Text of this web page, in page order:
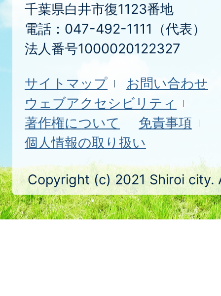
千葉県白井市復1123番地
電話：047-492-1111（代表）
法人番号1000020122327
サイトマップ
お問い合わせ
ウェブアクセシビリティ
著作権について
免責事項
個人情報の取り扱い
Copyright (c) 2021 Shiroi city.